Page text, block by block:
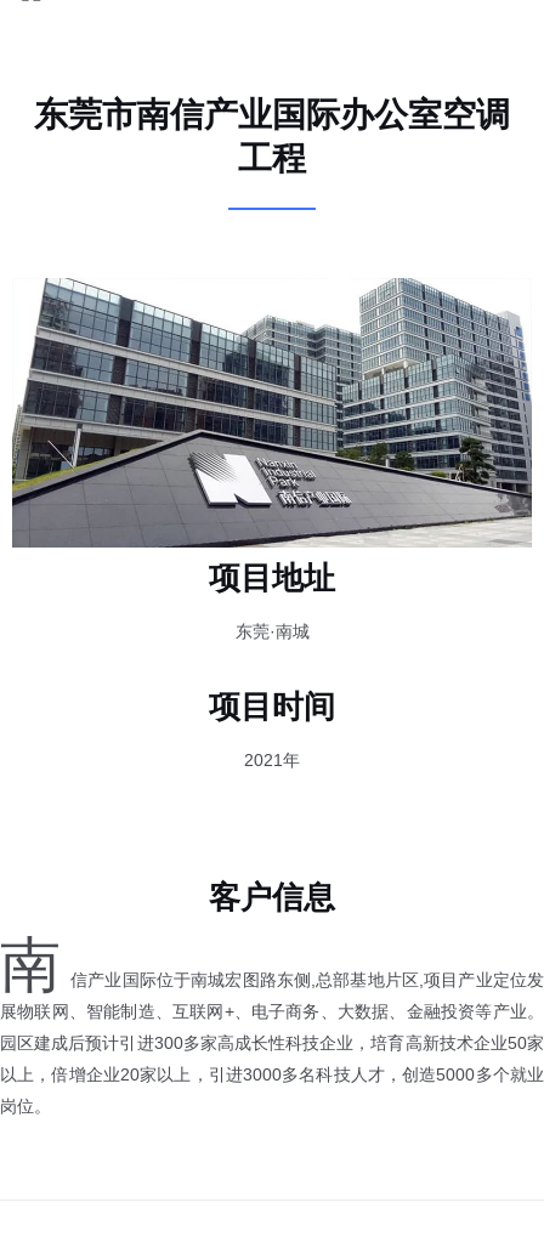
东莞市南信产业国际办公室空调
工程
项目地址
东莞·南城
项目时间
2021年
客户信息
南
信产业国际位于南城宏图路东侧,总部基地片区,项目产业定位发
展物联网、智能制造、互联网+、电子商务、大数据、金融投资等产业。
园区建成后预计引进300多家高成长性科技企业，培育高新技术企业50家
以上，倍增企业20家以上，引进3000多名科技人才，创造5000多个就业
岗位。